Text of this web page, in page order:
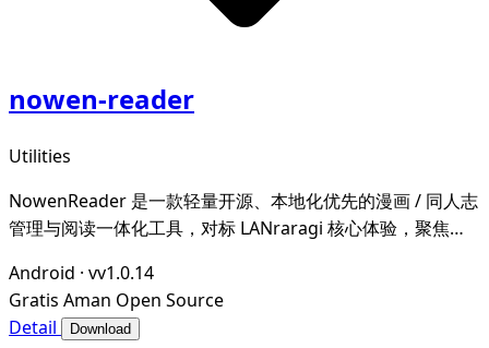
nowen-reader
Utilities
NowenReader 是一款轻量开源、本地化优先的漫画 / 同人志
管理与阅读一体化工具，对标 LANraragi 核心体验，聚焦本
画爱好者打造私域、可控、高效的个人漫画图书馆。
Android · vv1.0.14
Gratis Aman Open Source
Detail
Download